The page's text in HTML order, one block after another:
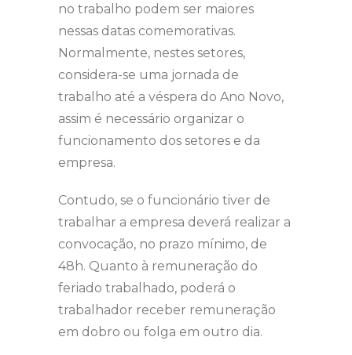
no trabalho podem ser maiores
nessas datas comemorativas.
Normalmente, nestes setores,
considera-se uma jornada de
trabalho até a véspera do Ano Novo,
assim é necessário organizar o
funcionamento dos setores e da
empresa.
Contudo, se o funcionário tiver de
trabalhar a empresa deverá realizar a
convocação, no prazo mínimo, de
48h. Quanto à remuneração do
feriado trabalhado, poderá o
trabalhador receber remuneração
em dobro ou folga em outro dia.